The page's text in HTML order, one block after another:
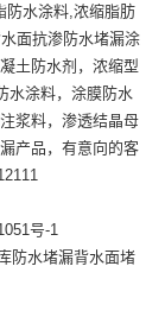
防水涂料,浓缩脂肪
面抗渗防水堵漏涂
土防水剂，浓缩型
水涂料，涂膜防水
浆料，渗透结晶母
产品，有意向的客
号-1
防水堵漏背水面堵